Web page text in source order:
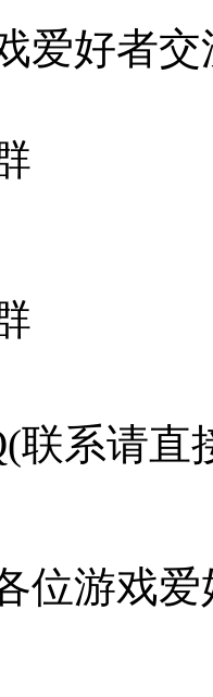
爱好者交
联系请直
位游戏